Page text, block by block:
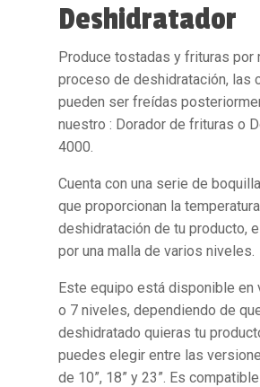
Deshidratador
Produce tostadas y frituras por
proceso de deshidratación, las
pueden ser freídas
nuestro : Dorador de frituras o
4000.
Cuenta con una serie de
que proporcionan la
deshidratación de tu producto,
por una malla de varios niveles.
Este equipo está disponible en
o 7 niveles, dependiendo de
deshidratado quieras tu
puedes elegir entre las
de 10”, 18” y 23”. Es